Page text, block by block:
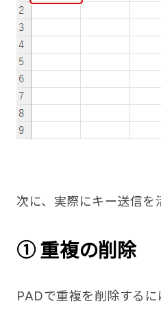
次に、実際にキー送信を
① 重複の削除
PADで重複を削除する